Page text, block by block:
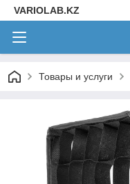
VARIOLAB.KZ
Товары и услуги